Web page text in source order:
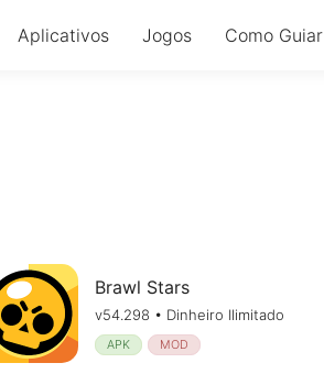
Aplicativos Jogos Como Guiar
Brawl Stars
v54.298 • Dinheiro Ilimitado
APK MOD